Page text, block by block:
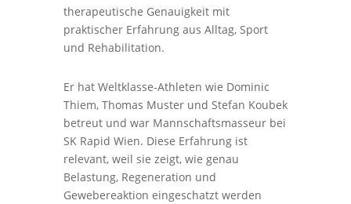
therapeutische Genauigkeit mit
praktischer Erfahrung aus Alltag, Sport
und Rehabilitation.
Er hat Weltklasse-Athleten wie Dominic
Thiem, Thomas Muster und Stefan Koubek
betreut und war Mannschaftsmasseur bei
SK Rapid Wien. Diese Erfahrung ist
relevant, weil sie zeigt, wie genau
Belastung, Regeneration und
Gewebereaktion eingeschatzt werden